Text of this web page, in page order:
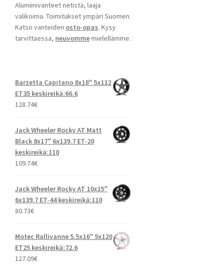
Alumiinivanteet netistä, laaja
valikoima. Toimitukset ympäri Suomen.
Katso vanteiden osto-opas. Kysy
tarvittaessa, neuvommemielellämme.
Barzetta Capitano 8x18" 5x112
ET35 keskireikä:66.6
128.74€
Jack Wheeler Rocky AT Matt
Black 8x17" 6x139.7 ET-20
keskireikä:110
109.74€
Jack Wheeler Rocky AT 10x15"
6x139.7 ET-44 keskireikä:110
80.73€
Motec Rallivanne 5.5x16" 5x120
ET25 keskireikä:72.6
127.09€